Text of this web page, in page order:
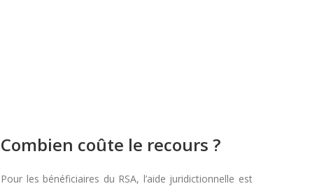
Combien coûte le recours ?
Pour les bénéficiaires du RSA, l’aide juridictionnelle est